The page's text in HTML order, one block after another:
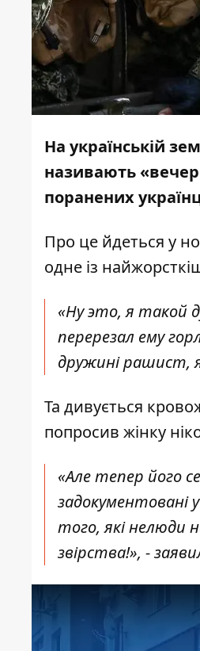
На українській
називають
поранених
Про це йдеться у
одне із
«Ну это, я такой
перерезал ему
дружині рашист,
Та дивується
попросив жінку
«Але тепер його
задокументовані
того, які нелюди
звірства!», -